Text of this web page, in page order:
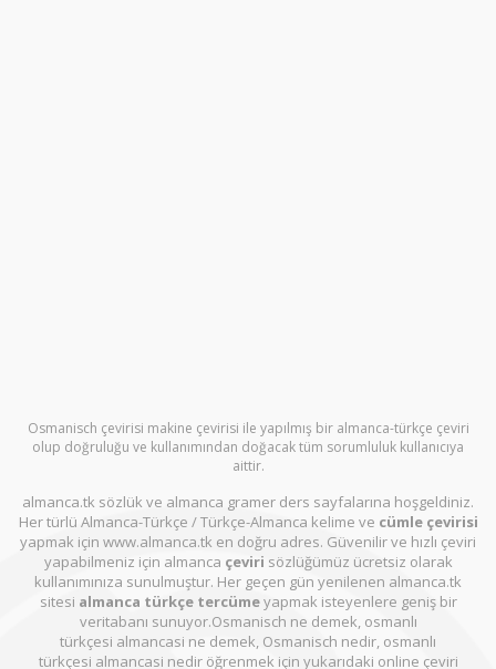
Osmanisch çevirisi makine çevirisi ile yapılmış bir almanca-türkçe çeviri
olup doğruluğu ve kullanımından doğacak tüm sorumluluk kullanıcıya
aittir.
almanca.tk sözlük ve almanca gramer ders sayfalarına hoşgeldiniz.
Her türlü Almanca-Türkçe / Türkçe-Almanca kelime ve cümle çevirisi
yapmak için www.almanca.tk en doğru adres. Güvenilir ve hızlı çeviri
yapabilmeniz için almanca çeviri sözlüğümüz ücretsiz olarak
kullanımınıza sunulmuştur. Her geçen gün yenilenen almanca.tk
sitesi almanca türkçe tercümeyapmak isteyenlere geniş bir
veritabanı sunuyor.Osmanisch ne demek, osmanlı
türkçesi almancasi ne demek, Osmanisch nedir, osmanlı
türkçesi almancasi nedir öğrenmek için yukarıdaki online çeviri